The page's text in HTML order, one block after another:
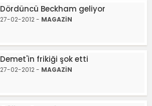
Dördüncü Beckham geliyor
27-02-2012 - MAGAZİN
Demet'in frikiği şok etti
27-02-2012 - MAGAZİN